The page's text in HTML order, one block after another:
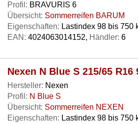
Profil: BRAVURIS 6
Übersicht: Sommerreifen BARUM
Eigenschaften: Lastindex 98 bis 750
EAN: 4024063014152, Händler: 6
Nexen N Blue S 215/65 R16
Hersteller: Nexen
Profil: N Blue S
Übersicht: Sommerreifen NEXEN
Eigenschaften: Lastindex 98 bis 750